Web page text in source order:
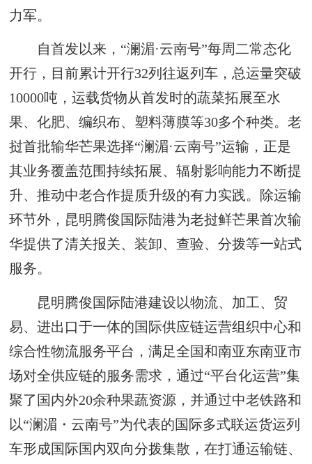
力军。
自首发以来，“澜湄·云南号”每周二常态化
开行，目前累计开行32列往返列车，总运量突破
10000吨，运载货物从首发时的蔬菜拓展至水
果、化肥、编织布、塑料薄膜等30多个种类。老
挝首批输华芒果选择“澜湄·云南号”运输，正是
其业务覆盖范围持续拓展、辐射影响能力不断提
升、推动中老合作提质升级的有力实践。除运输
环节外，昆明腾俊国际陆港为老挝鲜芒果首次输
华提供了清关报关、装卸、查验、分拨等一站式
服务。
昆明腾俊国际陆港建设以物流、加工、贸
易、进出口于一体的国际供应链运营组织中心和
综合性物流服务平台，满足全国和南亚东南亚市
场对全供应链的服务需求，通过“平台化运营”集
聚了国内外20余种果蔬资源，并通过中老铁路和
以“澜湄・云南号”为代表的国际多式联运货运列
车形成国际国内双向分拨集散，在打通运输链、